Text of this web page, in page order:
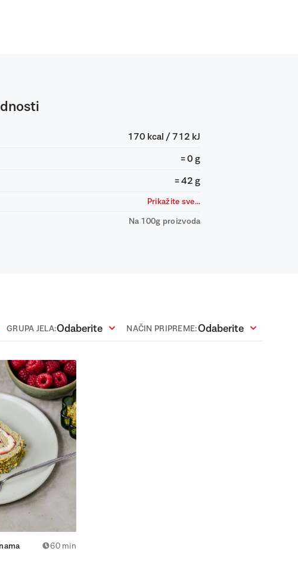
170 kcal / 712 kJ
= 0 g
= 42 g
Prikažite sve...
Na 100g proizvoda
GRUPA JELA:Odaberite NAČIN PRIPREME:Odaberite
60 min